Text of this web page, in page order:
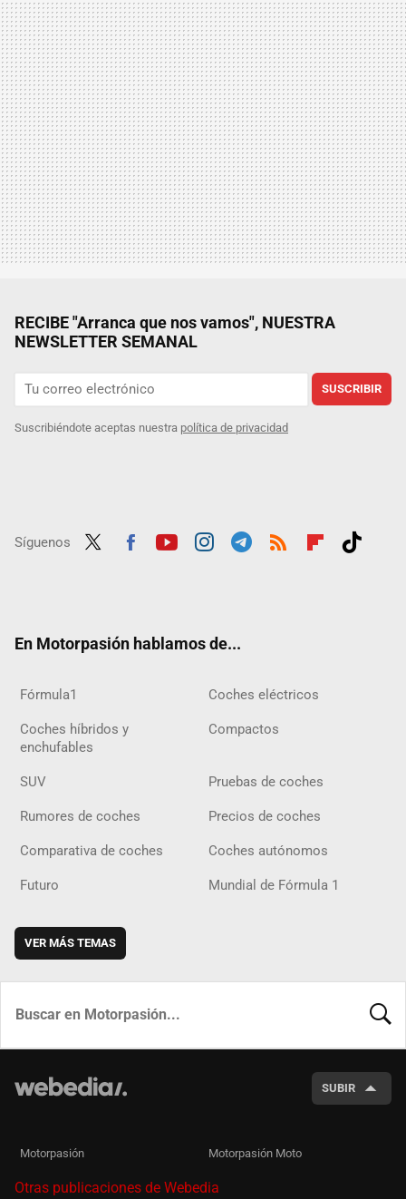
RECIBE "Arranca que nos vamos", NUESTRA
NEWSLETTER SEMANAL
SUSCRIBIR
Suscribiéndote aceptas nuestra política de privacidad
Síguenos
En Motorpasión hablamos de...
Fórmula1 Coches eléctricos
Coches híbridos y
enchufables
Compactos
SUV Pruebas de coches
Rumores de coches Precios de coches
Comparativa de coches Coches autónomos
Futuro Mundial de Fórmula 1
VER MÁS TEMAS
SUBIR
Motorpasión Motorpasión Moto
Otras publicaciones de Webedia